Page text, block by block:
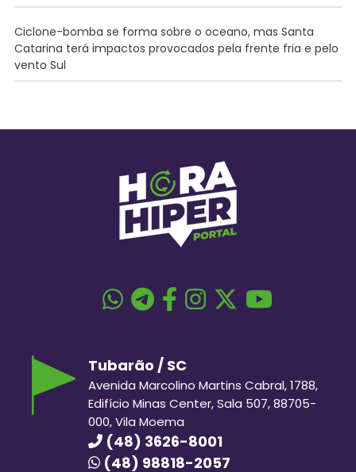
Ciclone-bomba se forma sobre o oceano, mas Santa
Catarina terá impactos provocados pela frente fria e pelo
vento Sul
Tubarão / SC
Avenida Marcolino Martins Cabral, 1788,
Edifício Minas Center, Sala 507, 88705-
000, Vila Moema
(48) 3626-8001
(48) 98818-2057